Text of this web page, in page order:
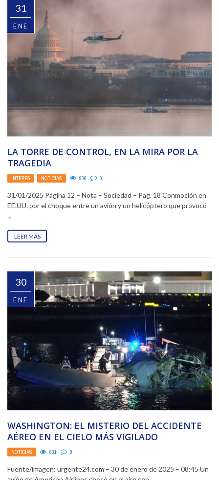
31
ENE
LA TORRE DE CONTROL, EN LA MIRA POR LA
TRAGEDIA
INTERÉS , NOTICIAS 936 0
31/01/2025 Página 12 – Nota – Sociedad – Pag. 18 Conmoción en
EE.UU. por el choque entre un avión y un helicóptero que provocó
...
LEER MÁS
30
ENE
WASHINGTON: EL MISTERIO DEL ACCIDENTE
AÉREO EN EL CIELO MÁS VIGILADO
NOTICIAS 831 0
Fuente/imagen: urgente24.com – 30 de enero de 2025 – 08:45 Un